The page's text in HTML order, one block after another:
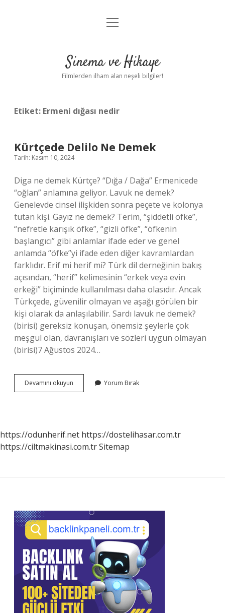
Gizlilik Politikası
Yasal Uyarı
menüyü
Sinema ve Hikaye
Filmlerden ilham alan neşeli bilgiler!
Etiket: Ermeni dığası nedir
Kürtçede Delilo Ne Demek
Tarih: Kasım 10, 2024
Diga ne demek Kürtçe? “Dığa / Dağa” Ermenicede
“oğlan” anlamına geliyor. Lavuk ne demek?
Genelevde cinsel ilişkiden sonra peçete ve kolonya
tutan kişi. Gayız ne demek? Terim, “şiddetli öfke”,
“nefretle karışık öfke”, “gizli öfke”, “öfkenin
başlangıcı” gibi anlamlar ifade eder ve genel
anlamda “öfke”yi ifade eden diğer kavramlardan
farklıdır. Erif mi herif mi? Türk dil derneğinin bakış
açısından, “herif” kelimesinin “erkek veya evin
erkeği” biçiminde kullanılması daha olasıdır. Ancak
Türkçede, güvenilir olmayan ve aşağı görülen bir
kişi olarak da anlaşılabilir. Sardı lavuk ne demek?
(birisi) gereksiz konuşan, önemsiz şeylerle çok
meşgul olan, davranışları ve sözleri uygun olmayan
(birisi)7 Ağustos 2024…
Devamını okuyun Kürtçede
Delilo
Yorum Bırak
https://odunherif.net https://dostelihasar.com.tr
https://ciltmakinasi.com.trSitemap
Sidebar